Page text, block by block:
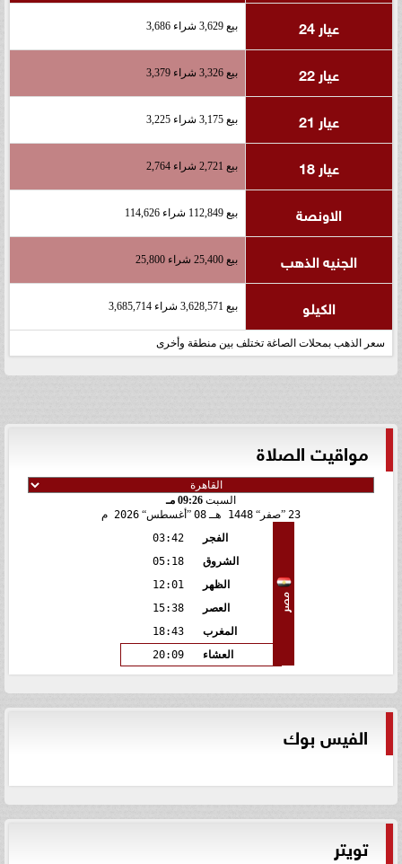
عيار 24
بيع 3,629 شراء 3,686
عيار 22 بيع 3,326 شراء 3,379
عيار 21 بيع 3,175 شراء 3,225
عيار 18 بيع 2,721 شراء 2,764
الاونصة بيع 112,849 شراء 114,626
الجنيه الذهب بيع 25,400 شراء 25,800
الكيلو بيع 3,628,571 شراء 3,685,714
سعر الذهب بمحلات الصاغة تختلف بين منطقة وأخرى
مواقيت الصلاة
السبت 09:26 مـ
23 صفر 1448 هـ 08 أغسطس 2026 م
مصر
الفجر
03:42
الشروق
05:18
الظهر
12:01
العصر
15:38
المغرب
18:43
العشاء
20:09
الفيس بوك
تويتر